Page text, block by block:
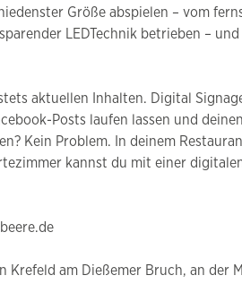
Größe abspielen – vom
LEDTechnik betrieben –
aktuellen Inhalten. Digital
Posts laufen lassen und
Kein Problem. In deinem
kannst du mit einer
am Dießemer Bruch, an der